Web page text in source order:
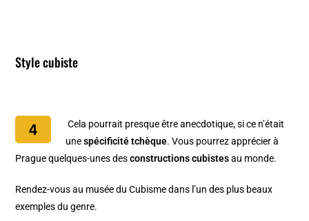
Style cubiste
Cela pourrait presque être anecdotique, si ce n’était
unespécificité tchèque. Vous pourrez apprécier à
Prague quelques-unes desconstructions cubistesau monde.
Rendez-vous au musée du Cubismedans l’un des plus beaux
exemples du genre.